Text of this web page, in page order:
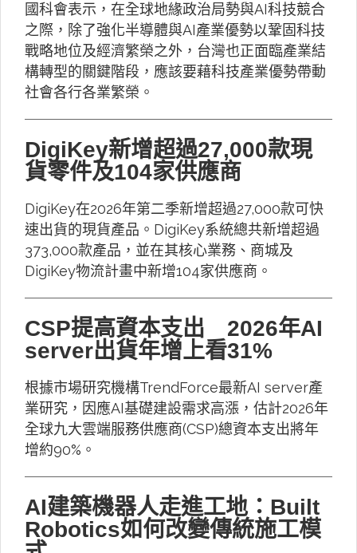
國科會表示，在全球地緣政治局勢與AI科技競合
之際，除了強化半導體與AI產業優勢以鞏固科技
戰略地位及經濟繁榮之外，台灣也正面臨產業結
構轉型的關鍵階段，應該要藉科技產業優勢帶動
社會各行各業繁榮。
DigiKey新增超過27,000款現
貨零件及104家供應商
DigiKey在2026年第二季新增超過27,000款可快
速出貨的現貨產品。DigiKey系統總共新增超過
373,000款產品，並在其核心業務、商城及
DigiKey物流計畫中新增104家供應商。
CSP提高資本支出 2026年AI
server出貨年增上看31%
根據市場研究機構TrendForce最新AI server產
業研究，因應AI基礎建設需求高漲，估計2026年
全球九大雲端服務供應商(CSP)總資本支出將年
增約90%。
AI建築機器人走進工地：Built
Robotics如何改變傳統施工模